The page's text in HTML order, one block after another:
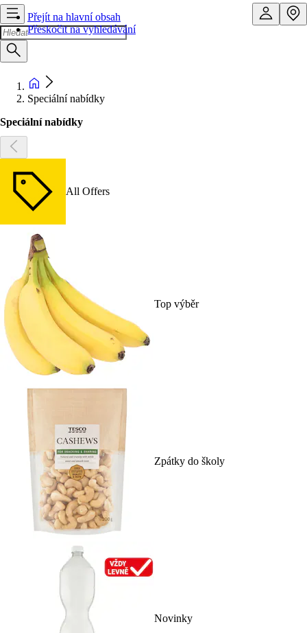
Přejít na hlavní obsah
Přeskočit na vyhledávání
Speciální nabídky
Speciální nabídky
All Offers
Top výběr
Zpátky do školy
Novinky